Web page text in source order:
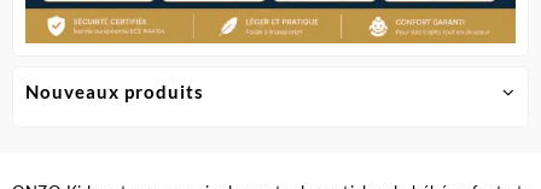
Nouveaux produits